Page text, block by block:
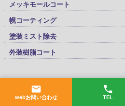
webお問い合わせ TEL
メッキモールコート
幌コーティング
塗装ミスト除去
外装樹脂コート
会社概要 ▸採用情報 コラム